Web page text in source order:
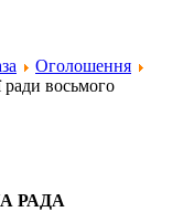
Оголошення
ради восьмого
РАДА